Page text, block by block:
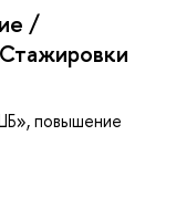
/
, повышение